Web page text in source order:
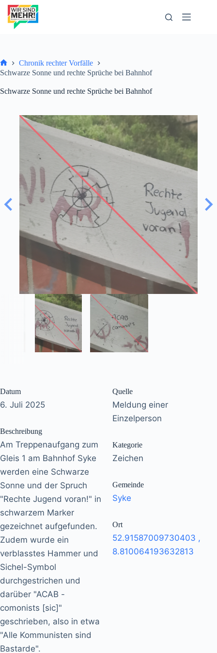
Zum
Inhalt
springen
Start
Chronik rechter Vorfälle
Schwarze Sonne und rechte Sprüche bei Bahnhof
Schwarze Sonne und rechte Sprüche bei Bahnhof
Datum
6. Juli 2025
Beschreibung
Am Treppenaufgang zum
Gleis 1 am Bahnhof Syke
werden eine Schwarze
Sonne und der Spruch
"Rechte Jugend voran!" in
schwarzem Marker
gezeichnet aufgefunden.
Zudem wurde ein
verblasstes Hammer und
Sichel-Symbol
durchgestrichen und
darüber "ACAB -
comonists [sic]"
geschrieben, also in etwa
"Alle Kommunisten sind
Bastarde".
Quelle
Meldung einer
Einzelperson
Kategorie
Zeichen
Gemeinde
Syke
Ort
52.91587009730403 ,
8.810064193632813